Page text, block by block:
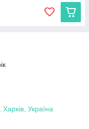
Україна